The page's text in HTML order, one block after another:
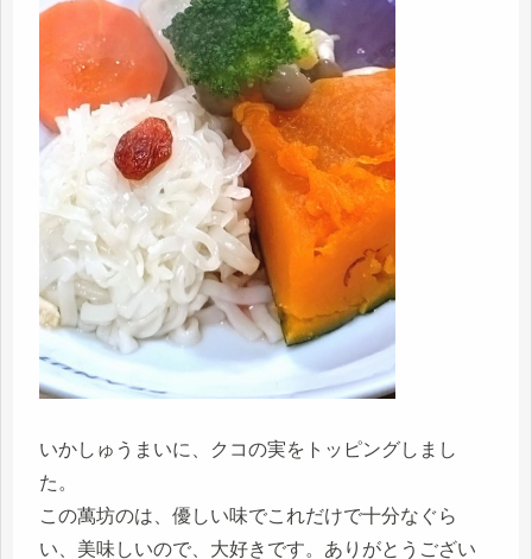
いかしゅうまいに、クコの実をトッピングしまし
た。
この萬坊のは、優しい味でこれだけで十分なぐら
い、美味しいので、大好きです。ありがとうござい